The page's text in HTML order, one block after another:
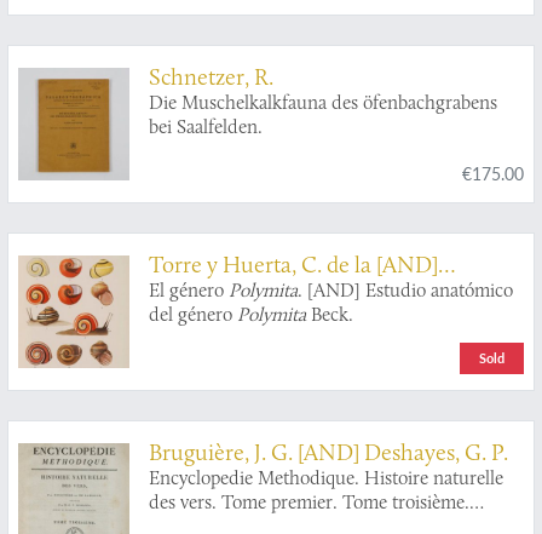
Schnetzer, R.
Die Muschelkalkfauna des öfenbachgrabens
bei Saalfelden.
€175.00
Torre y Huerta, C. de la [AND]
Moreno, A. Bonilla
El género Polymita. [AND] Estudio anatómico
del género PolymitaBeck.
Sold
Bruguière, J. G. [AND] Deshayes, G. P.
Encyclopedie Methodique. Histoire naturelle
des vers. Tome premier. Tome troisième.